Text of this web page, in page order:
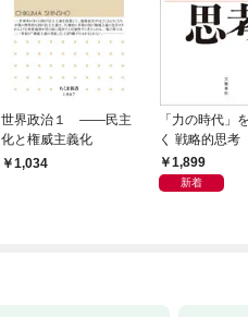
世界政治１ ――民主
化と権威主義化
1,034
「力の時代」
く 戦略的思考
1,899
新着